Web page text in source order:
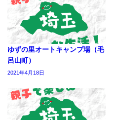
ゆずの里オートキャンプ場（毛
呂山町）
2021年4月18日